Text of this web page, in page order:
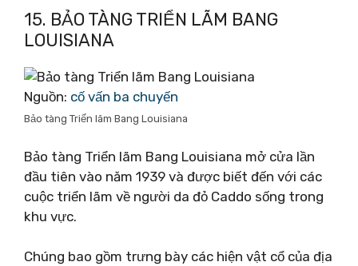
15. BẢO TÀNG TRIỂN LÃM BANG
LOUISIANA
Nguồn: cố vấn ba chuyến
Bảo tàng Triển lãm Bang Louisiana
Bảo tàng Triển lãm Bang Louisiana mở cửa lần
đầu tiên vào năm 1939 và được biết đến với các
cuộc triển lãm về người da đỏ Caddo sống trong
khu vực.
Chúng bao gồm trưng bày các hiện vật cổ của địa